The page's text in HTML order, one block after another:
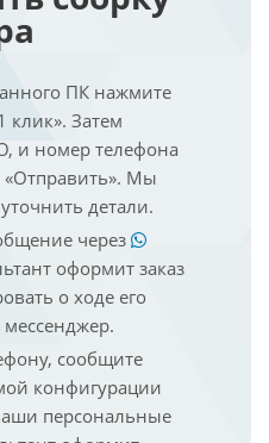
ПК нажмите
клик». Затем
и номер телефона
Мы
детали.
через
оформит заказ
о ходе его
сообщите
конфигурации
персональные